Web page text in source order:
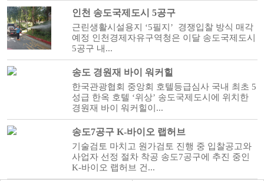
인천 송도국제도시 5공구
근린생활시설용지 ‘5필지’ 경쟁입찰 방식 매각
예정 인천경제자유구역청은 이달 송도국제도시
5공구 내...
송도 경원재 바이 워커힐
한국관광협회 중앙회 호텔등급심사 국내 최초 5
성급 한옥 호텔 ‘위상’ 송도국제도시에 위치한
경원재 바이 워커힐이...
송도7공구 K-바이오 랩허브
기술검토 마치고 원가검토 진행 중 입찰공고와
사업자 선정 절차 착공 송도7공구에 추진 중인
K-바이오 랩허브 건...